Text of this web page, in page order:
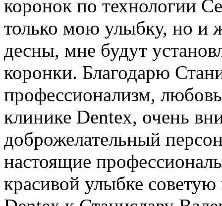
коронок по технологии
только мою улыбку, но и
десны, мне будут
коронки. Благодарю
профессионализм,
клинике Dentex, очень
доброжелательный
настоящие
красивой улыбке